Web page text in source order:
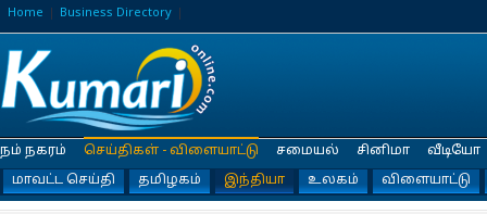
Home Business Directory
நம் நகரம்
செய்திகள் - விளையாட்டு
மாவட்ட செய்தி
தமிழகம் இந்தியா உலகம் விளையாட்டு
சமையல் சினிமா வீடியோ